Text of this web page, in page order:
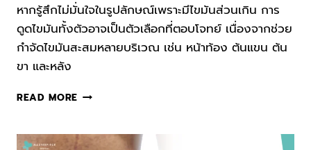
หากรู้สึกไม่มั่นใจในรูปลักษณ์เพราะมีไขมันส่วนเกิน การ
ดูดไขมันทั้งตัวอาจเป็นตัวเลือกที่ตอบโจทย์ เนื่องจากช่วย
กำจัดไขมันสะสมหลายบริเวณ เช่น หน้าท้อง ต้นแขน ต้น
ขา และหลัง
READ MORE ดูด
ทั้ง